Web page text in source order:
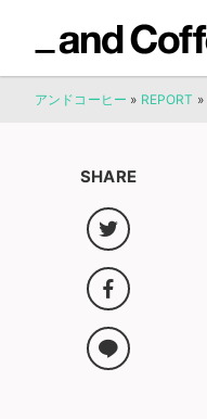
アンドコーヒー » REPORT »
SHARE